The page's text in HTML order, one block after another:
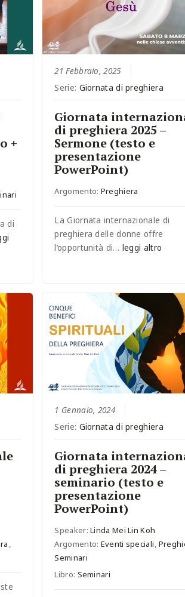
+
di
21 Febbraio, 2025
Serie: Giornata di preghiera
Giornata
di preghiera 2025 –
Sermone (testo e
presentazione
PowerPoint)
Argomento: Preghiera
La Giornata internazionale di
preghiera delle donne offre
l’opportunità di… leggi altro
1 Gennaio, 2024
Serie: Giornata di preghiera
Giornata
di preghiera 2024 –
seminario (testo e
presentazione
PowerPoint)
Speaker:Linda Mei Lin Koh
Argomento: Eventi speciali
Seminari
Libro: Seminari